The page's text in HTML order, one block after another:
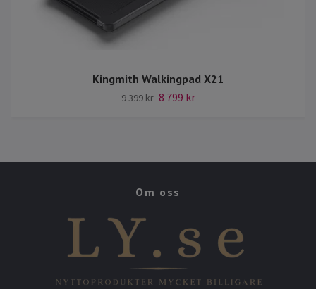
Kingmith Walkingpad X21
9 399 kr 8 799 kr
Om oss